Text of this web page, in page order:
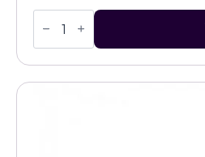
Mitsubishi
Electric
onyx
black
5,0kW